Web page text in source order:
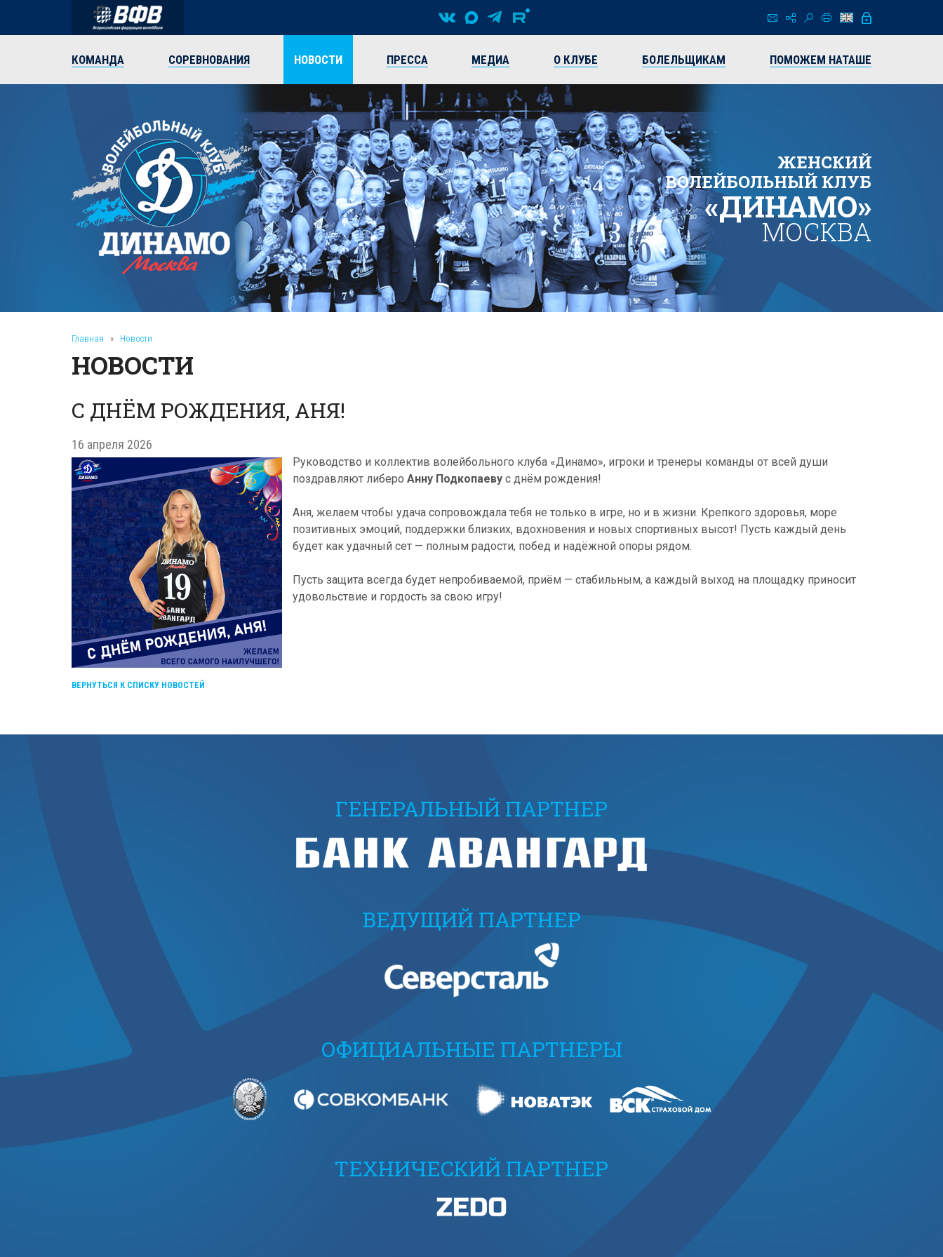
КОМАНДА СОРЕВНОВАНИЯ НОВОСТИ ПРЕССА МЕДИА О КЛУБЕ БОЛЕЛЬЩИКАМ ПОМОЖЕМ НАТАШЕ
ЖЕНСКИЙ
ВОЛЕЙБОЛЬНЫЙ КЛУБ
«ДИНАМО»
МОСКВА
Главная » Новости
НОВОСТИ
С ДНЁМ РОЖДЕНИЯ, АНЯ!
16 апреля 2026
Руководство и коллектив волейбольного клуба «Динамо», игроки и тренеры команды от всей души
поздравляют либеро Анну Подкопаеву с днём рождения!
Аня, желаем чтобы удача сопровождала тебя не только в игре, но и в жизни. Крепкого здоровья, море
позитивных эмоций, поддержки близких, вдохновения и новых спортивных высот! Пусть каждый день
будет как удачный сет — полным радости, побед и надёжной опоры рядом.
Пусть защита всегда будет непробиваемой, приём — стабильным, а каждый выход на площадку приносит
удовольствие и гордость за свою игру!
ВЕРНУТЬСЯ К СПИСКУ НОВОСТЕЙ
ГЕНЕРАЛЬНЫЙ ПАРТНЕР
ВЕДУЩИЙ ПАРТНЕР
ОФИЦИАЛЬНЫЕ ПАРТНЕРЫ
ТЕХНИЧЕСКИЙ ПАРТНЕР